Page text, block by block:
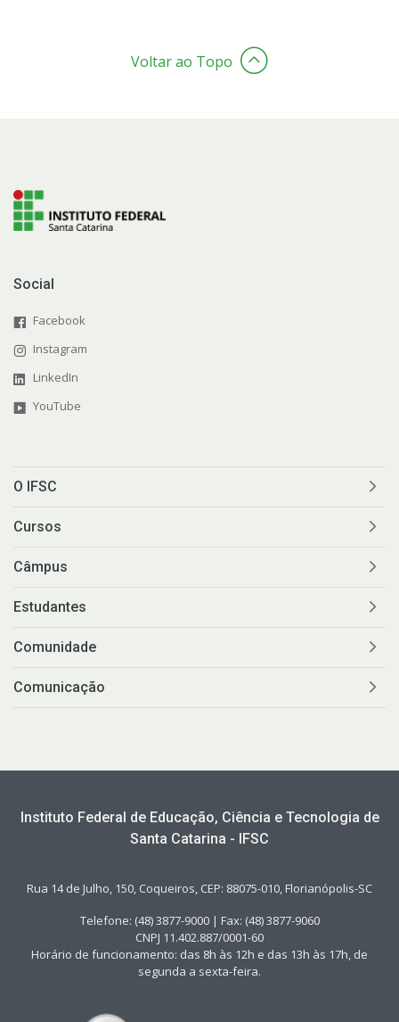
Voltar ao Topo
Social
Facebook
Instagram
LinkedIn
YouTube
O IFSC
Cursos
Câmpus
Estudantes
Comunidade
Comunicação
Instituto Federal de Educação, Ciência e Tecnologia de
Santa Catarina - IFSC
Rua 14 de Julho, 150, Coqueiros, CEP: 88075-010, Florianópolis-SC
Telefone: (48) 3877-9000 | Fax: (48) 3877-9060
CNPJ 11.402.887/0001-60
Horário de funcionamento: das 8h às 12h e das 13h às 17h, de
segunda a sexta-feira.